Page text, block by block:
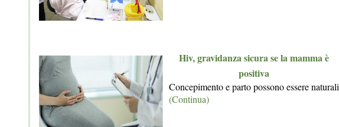
Hiv, gravidanza sicura se la mamma è
positiva
Concepimento e parto possono essere naturali
(Continua)